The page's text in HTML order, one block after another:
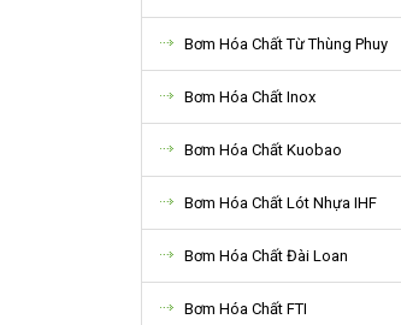
Bơm Hóa Chất Từ Thùng Phuy
Bơm Hóa Chất Inox
Bơm Hóa Chất Kuobao
Bơm Hóa Chất Lót Nhựa IHF
Bơm Hóa Chất Đài Loan
Bơm Hóa Chất FTI